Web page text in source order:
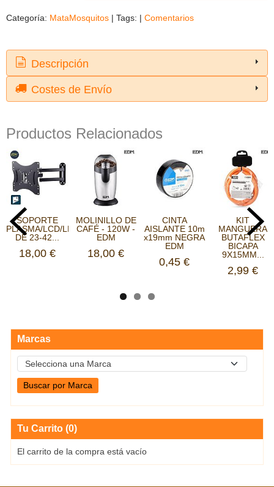
Marcas
Tu Carrito (0)
El carrito de la compra está vacío
Categoría: MataMosquitos | Tags: | Comentarios
Descripción
Costes de Envío
Productos Relacionados
SOPORTE
PLASMA/LCD/LED
DE 23-42...
18,00 €
MOLINILLO DE
CAFÉ - 120W -
EDM
18,00 €
CINTA
AISLANTE 10m
x19mm NEGRA
EDM
0,45 €
KIT
MANGUERA
BUTAFLEX
BICAPA
9X15MM...
2,99 €